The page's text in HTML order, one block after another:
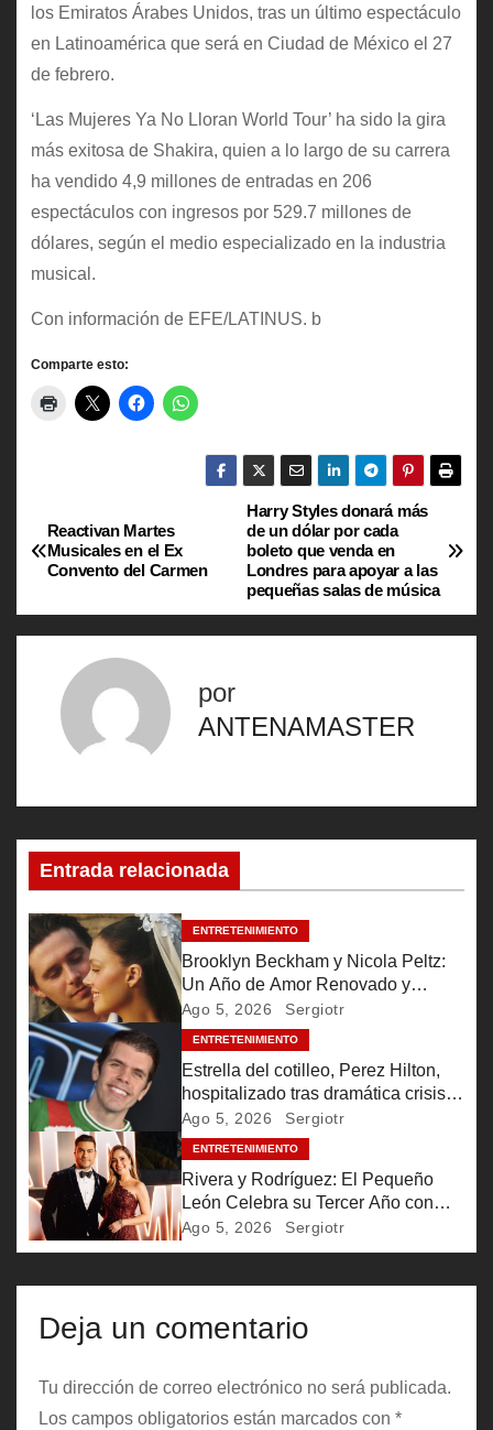
los Emiratos Árabes Unidos, tras un último espectáculo
en Latinoamérica que será en Ciudad de México el 27
de febrero.
‘Las Mujeres Ya No Lloran World Tour’ ha sido la gira
más exitosa de Shakira, quien a lo largo de su carrera
ha vendido 4,9 millones de entradas en 206
espectáculos con ingresos por 529.7 millones de
dólares, según el medio especializado en la industria
musical.
Con información de EFE/LATINUS. b
Comparte esto:
N
a
v
c
i
ó
n
d
e
e
n
t
r
a
d
s
Harry Styles donará más
de un dólar por cada
boleto que venda en
Londres para apoyar a las
pequeñas salas de música
Reactivan Martes
Musicales en el Ex
Convento del Carmen
por
ANTENAMASTER
Entrada relacionada
ENTRETENIMIENTO
Brooklyn Beckham y Nicola Peltz:
Un Año de Amor Renovado y
Promesas Eternas
Ago 5, 2026 Sergiotr
ENTRETENIMIENTO
Estrella del cotilleo, Perez Hilton,
hospitalizado tras dramática crisis
en TikTok
Ago 5, 2026 Sergiotr
ENTRETENIMIENTO
Rivera y Rodríguez: El Pequeño
León Celebra su Tercer Año con
Ternura
Ago 5, 2026 Sergiotr
Deja un comentario
Tu dirección de correo electrónico no será publicada.
Los campos obligatorios están marcados con *